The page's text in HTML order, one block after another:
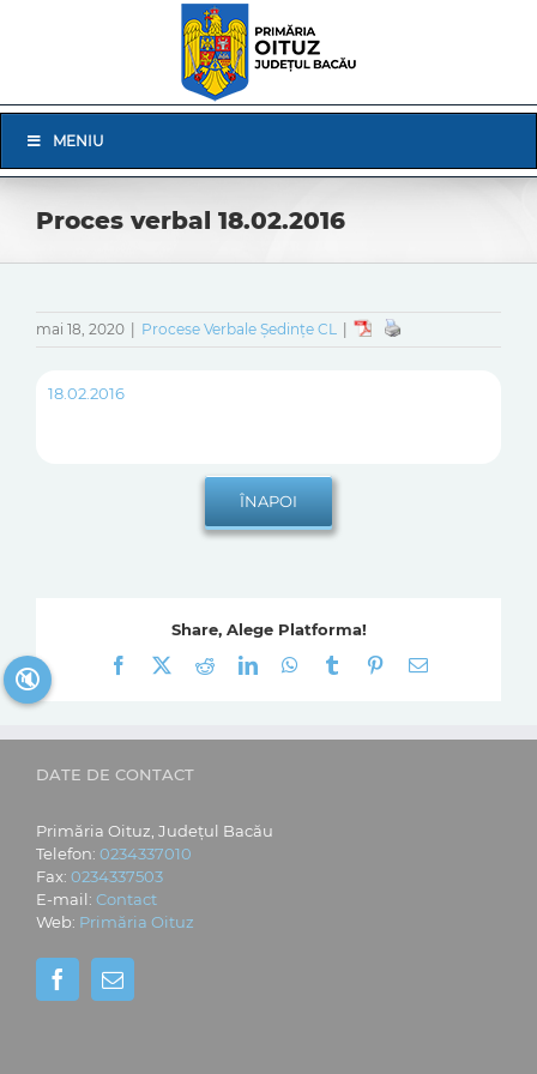
Navigation
MENIU
Proces verbal 18.02.2016
mai 18, 2020 Procese Verbale Ședințe CL
18.02.2016
Share, Alege Platforma!
Facebook
RedditLinkedInWhatsApp
Tumblr Pinterest
E-
DATE DE CONTACT
Primăria Oituz, Județul Bacău
Telefon: 0234337010
Fax: 0234337503
E-mail: Contact
Web: Primăria Oituz
🔇